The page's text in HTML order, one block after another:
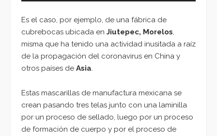
Es el caso, por ejemplo, de una fábrica de
cubrebocas ubicada en Jiutepec, Morelos,
misma que ha tenido una actividad inusitada a raíz
de la propagación del coronavirus en China y
otros países de Asia.
Estas mascarillas de manufactura mexicana se
crean pasando tres telas junto con una laminilla
por un proceso de sellado, luego por un proceso
de formación de cuerpo y por el proceso de